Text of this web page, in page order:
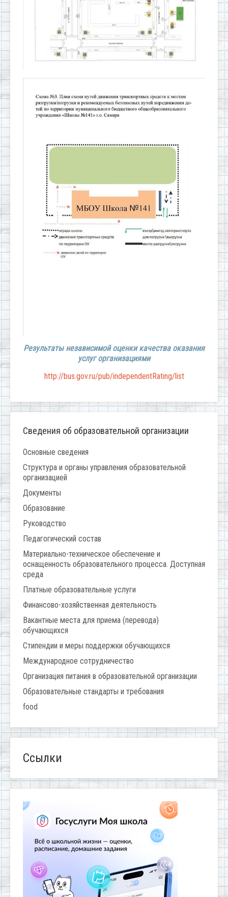
Результаты независимой оценки качества оказания
услуг организациями
http://bus.gov.ru/pub/independentRating/list
Сведения об образовательной организации
Основные сведения
Структура и органы управления образовательной
организацией
Документы
Образование
Руководство
Педагогический состав
Материально-техническое обеспечение и
оснащенность образовательного процесса. Доступная
среда
Платные образовательные услуги
Финансово-хозяйственная деятельность
Вакантные места для приема (перевода)
обучающихся
Стипендии и меры поддержки обучающихся
Международное сотрудничество
Организация питания в образовательной организации
Образовательные стандарты и требования
food
Ссылки